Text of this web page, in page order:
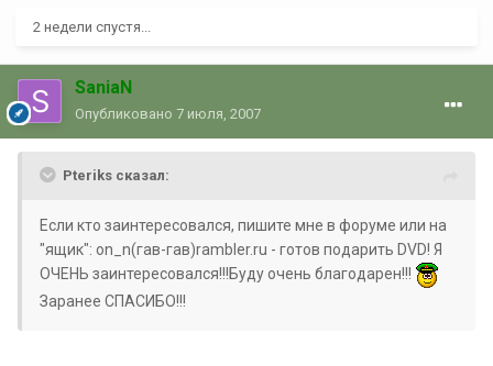
2 недели спустя...
SaniaN
Опубликовано 7 июля, 2007
Pteriks сказал:
Если кто заинтересовался, пишите мне в форуме или на
"ящик": on_n(гав-гав)rambler.ru - готов подарить DVD! Я
ОЧЕНЬ заинтересовался!!!Буду очень благодарен!!!
Заранее СПАСИБО!!!